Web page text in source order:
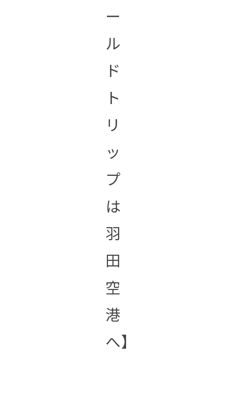
ー
ル
ド
ト
リ
ッ
プ
は
羽
田
空
港
へ】